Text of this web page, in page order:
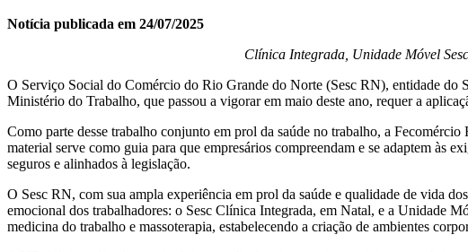
Notícia publicada em 24/07/2025
Clínica Integrada, Unidade Móvel
O Serviço Social do Comércio do Rio Grande do Norte (Sesc RN), entidade do
Ministério do Trabalho, que passou a vigorar em maio deste ano, requer a
Como parte desse trabalho conjunto em prol da saúde no trabalho, a
material serve como guia para que empresários compreendam e se adaptem às
seguros e alinhados à legislação.
O Sesc RN, com sua ampla experiência em prol da saúde e qualidade de vida
emocional dos trabalhadores: o Sesc Clínica Integrada, em Natal, e a Unidade
medicina do trabalho e massoterapia, estabelecendo a criação de ambientes